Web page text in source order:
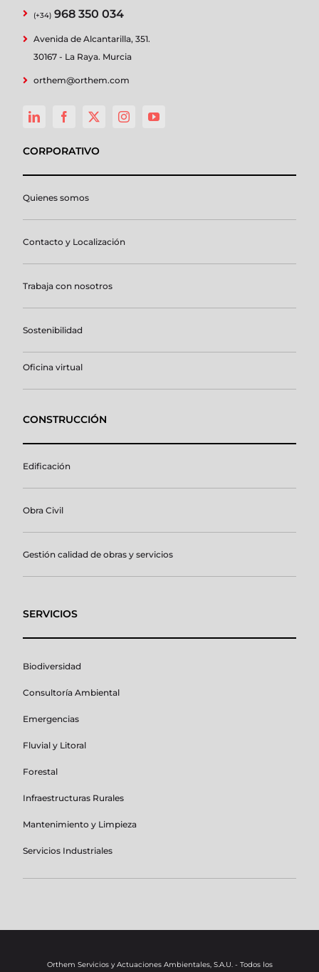
(+34) 968 350 034
Avenida de Alcantarilla, 351.
30167 - La Raya. Murcia
orthem@orthem.com
CORPORATIVO
Quienes somos
Contacto y Localización
Trabaja con nosotros
Sostenibilidad
Oficina virtual
CONSTRUCCIÓN
Edificación
Obra Civil
Gestión calidad de obras y servicios
SERVICIOS
Biodiversidad
Consultoría Ambiental
Emergencias
Fluvial y Litoral
Forestal
Infraestructuras Rurales
Mantenimiento y Limpieza
Servicios Industriales
Orthem Servicios y Actuaciones Ambientales, S.A.U. - Todos los